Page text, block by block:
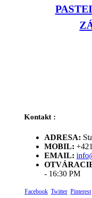
Kontakt :
ADRESA:
MOBIL:
EMAIL:
- 16:30 PM
Facebook Twitter Pinterest